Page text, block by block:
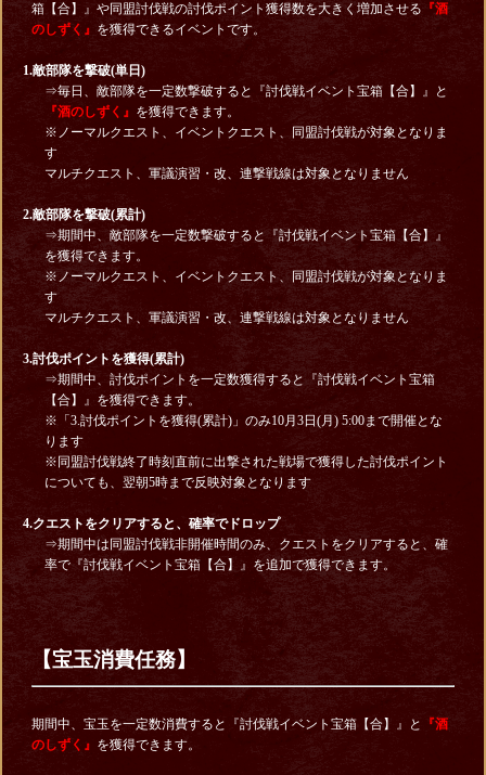
箱【合】』や同盟討伐戦の討伐ポイント獲得数を大きく増加させる 『酒
のしずく』 を獲得できるイベントです。
1.敵部隊を撃破(単日)
⇒毎日、敵部隊を一定数撃破すると『討伐戦イベント宝箱【合】』と
『酒のしずく』 を獲得できます。
※ノーマルクエスト、イベントクエスト、同盟討伐戦が対象となりま
す
マルチクエスト、軍議演習・改、連撃戦線は対象となりません
2.敵部隊を撃破(累計)
⇒期間中、敵部隊を一定数撃破すると『討伐戦イベント宝箱【合】』
を獲得できます。
※ノーマルクエスト、イベントクエスト、同盟討伐戦が対象となりま
す
マルチクエスト、軍議演習・改、連撃戦線は対象となりません
3.討伐ポイントを獲得(累計)
⇒期間中、討伐ポイントを一定数獲得すると『討伐戦イベント宝箱
【合】』を獲得できます。
※「3.討伐ポイントを獲得(累計)」のみ10月3日(月) 5:00まで開催とな
ります
※同盟討伐戦終了時刻直前に出撃された戦場で獲得した討伐ポイント
についても、翌朝5時まで反映対象となります
4.クエストをクリアすると、確率でドロップ
⇒期間中は同盟討伐戦非開催時間のみ、クエストをクリアすると、確
率で『討伐戦イベント宝箱【合】』を追加で獲得できます。
【宝玉消費任務】
期間中、宝玉を一定数消費すると『討伐戦イベント宝箱【合】』と
『酒
のしずく』 を獲得できます。